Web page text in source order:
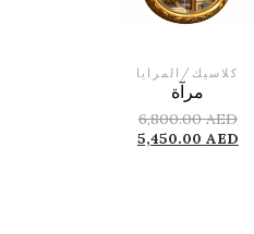
كلاسيك / المرايا
مرآة
6,800.00AED
5,450.00 AED